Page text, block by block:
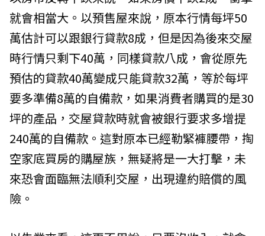
就會相當大。以預售屋來說，原本行情每坪50
萬估計可以跟銀行貸款8成，但是因為後來交屋
時行情只剩下40萬，同樣貸款八成，會從原先
預估的貸款40萬變成只能貸款32萬，等於每坪
要多準備8萬的自備款，如果消費者購買的是30
坪的產品，交屋貸款時就會被銀行要求多增提
240萬的自備款。這對原本已經勒緊褲腰帶，掏
空家底買房的購屋族，無疑將是一大打擊，未
來恐會面臨無法順利交屋，出現違約賠償的風
險。